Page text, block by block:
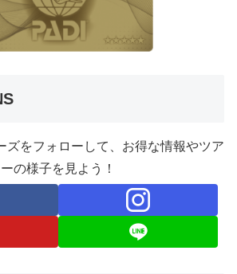
ズをフォローして、お得な情報やツア
ーの様子を見よう！